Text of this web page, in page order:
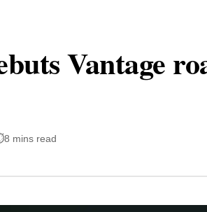
Vantage
8 mins read